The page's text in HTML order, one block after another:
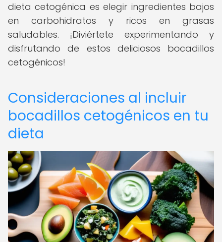
dieta cetogénica es elegir ingredientes bajos
en carbohidratos y ricos en grasas
saludables. ¡Diviértete experimentando y
disfrutando de estos deliciosos bocadillos
cetogénicos!
Consideraciones al incluir
bocadillos cetogénicos en tu
dieta